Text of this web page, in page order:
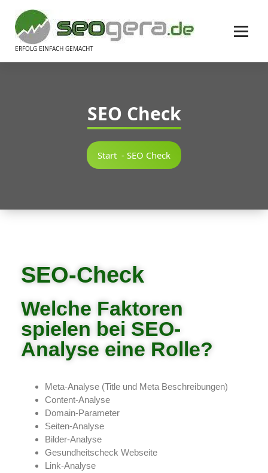
springen
ERFOLG EINFACH GEMACHT
SEO Check
Start - SEO Check
SEO-Check
Welche Faktoren
spielen bei SEO-
Analyse eine Rolle?
Meta-Analyse (Title und Meta Beschreibungen)
Content-Analyse
Domain-Parameter
Seiten-Analyse
Bilder-Analyse
Gesundheitscheck Webseite
Link-Analyse